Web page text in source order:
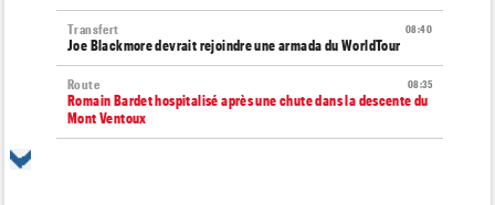
08:40
Transfert
Joe Blackmore devrait rejoindre une armada du WorldTour
08:35
Route
Romain Bardet hospitalisé après une chute dans la descente du
Mont Ventoux